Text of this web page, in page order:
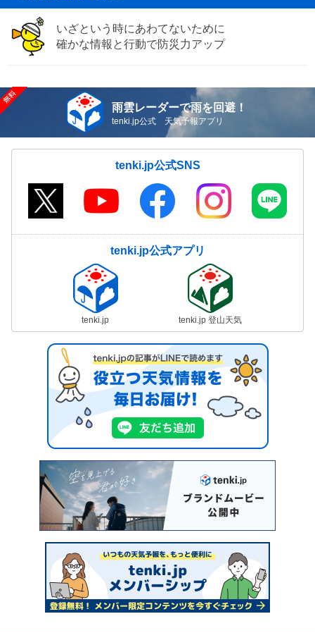
いざという時にあわてないために
確かな情報と行動で防災力アップ
雨雲レーダーで雨を回避！
tenki.jp公式 天気予報アプリ
tenki.jp公式SNS
tenki.jp公式アプリ
tenki.jp tenki.jp 登山天気